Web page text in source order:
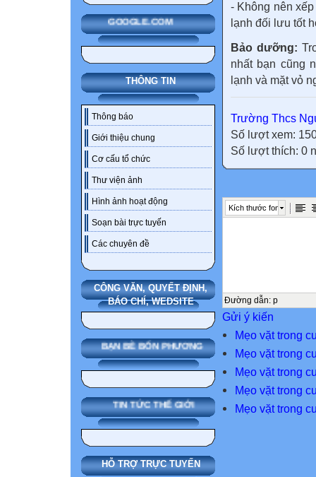
GOOGLE.COM
THÔNG TIN
Thông báo
Giới thiệu chung
Cơ cấu tổ chức
Thư viện ảnh
Hình ảnh hoạt động
Soạn bài trực tuyến
Các chuyên đề
CÔNG VĂN, QUYẾT ĐỊNH,
BÁO CHÍ, WEDSITE
BẠN BÈ BỐN PHƯƠNG
TIN TỨC THẾ GIỚI
HỖ TRỢ TRỰC TUYẾN
- Không nên
lạnh đối lưu tốt
Bảo dưỡng:
nhất bạn cũng
lạnh và mặt vỏ
Trường Thcs
Số lượt xem:
Số lượt thích: 0
Kích thước font
Đường dẫn: p
Gửi ý kiến
Mẹo vặt trong
Mẹo vặt trong
Mẹo vặt trong
Mẹo vặt trong
Mẹo vặt trong